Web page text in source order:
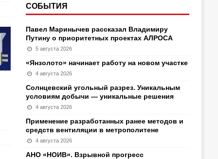
СОБЫТИЯ
Павел Маринычев рассказал Владимиру
Путину о приоритетных проектах АЛРОСА
5 августа 2026
«Янзолото» начинает работу на новом участке
4 августа 2026
Солнцевский угольный разрез. Уникальным
условиям добычи — уникальные решения
4 августа 2026
Применение разработанных ранее методов и
средств вентиляции в метрополитене
4 августа 2026
АНО «НОИВ». Взрывной прогресс